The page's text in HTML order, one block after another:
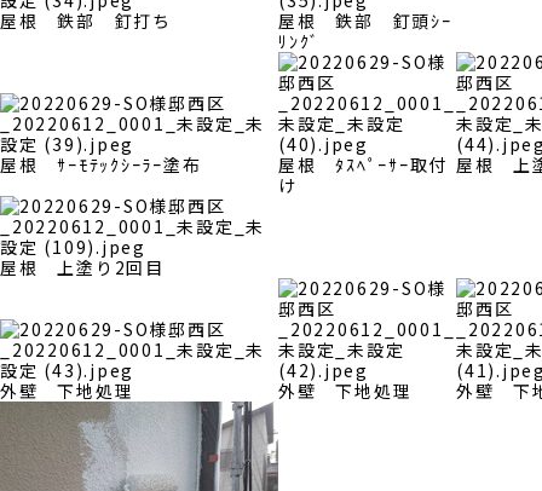
屋根 鉄部 釘打ち
屋根 鉄部 釘頭ｼｰ
ﾘﾝｸﾞ
屋根 ｻｰﾓﾃｯｸｼｰﾗｰ塗布
屋根 ﾀｽﾍﾟｰｻｰ取付
け
屋根 上
屋根 上塗り2回目
外壁 下地処理 外壁 下地処理 外壁 下